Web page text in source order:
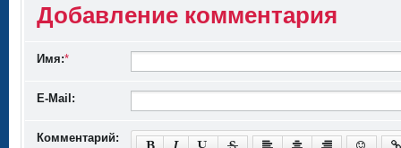
Добавление комментария
Имя:*
E-Mail:
Комментарий: